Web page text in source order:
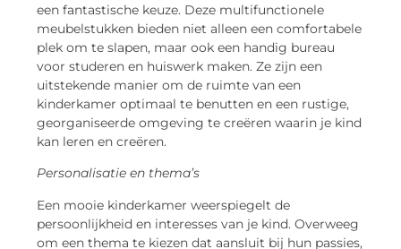
een fantastische keuze. Deze multifunctionele
meubelstukken bieden niet alleen een comfortabele
plek om te slapen, maar ook een handig bureau
voor studeren en huiswerk maken. Ze zijn een
uitstekende manier om de ruimte van een
kinderkamer optimaal te benutten en een rustige,
georganiseerde omgeving te creëren waarin je kind
kan leren en creëren.
Personalisatie en thema’s
Een mooie kinderkamer weerspiegelt de
persoonlijkheid en interesses van je kind. Overweeg
om een thema te kiezen dat aansluit bij hun passies,